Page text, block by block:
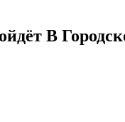
В